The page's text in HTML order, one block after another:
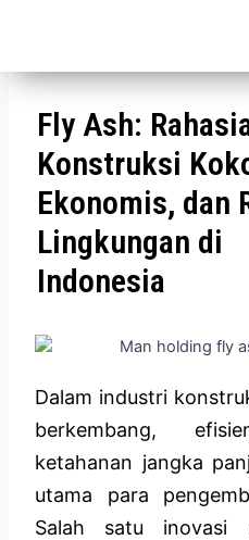
Fly Ash:
Konstruksi
Ekonomis, dan
Lingkungan di
Indonesia
Dalam industri
berkembang,
ketahanan jangka
utama para
Salah satu inovasi